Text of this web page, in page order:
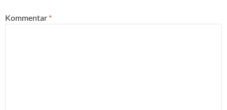
Kommentar *